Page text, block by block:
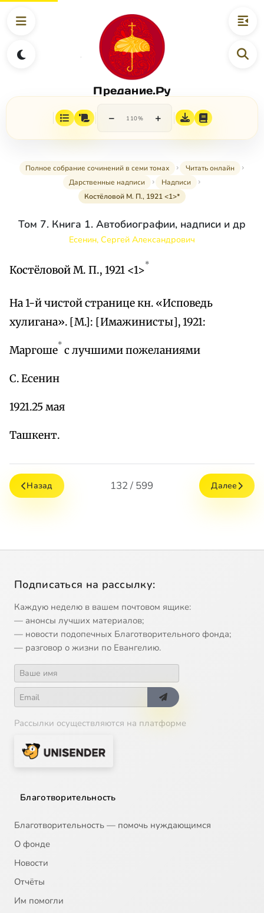
Предание.Ру
− 110% +
Полное собрание сочинений в семи томах
Читать онлайн
Дарственные надписи
Надписи
Костёловой М. П., 1921 <1>*
Том 7. Книга 1. Автобиографии, надписи и др
Есенин, Сергей Александрович
Костёловой М. П., 1921 <1>*
На 1-й чистой странице кн. «Исповедь
хулигана». [М.]: [Имажинисты], 1921:
Маргоше* с лучшими пожеланиями
С. Есенин
1921.25 мая
Ташкент.
Назад 132 / 599 Далее
Подписаться на рассылку:
Каждую неделю в вашем почтовом ящике:
— анонсы лучших материалов;
— новости подопечных Благотворительного фонда;
— разговор о жизни по Евангелию.
Рассылки осуществляются на платформе
Благотворительность
Благотворительность — помочь нуждающимся
О фонде
Новости
Отчёты
Им помогли